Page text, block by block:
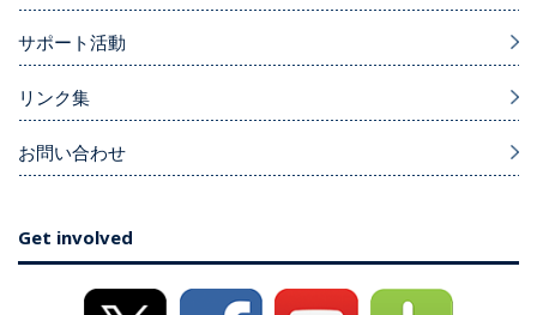
サポート活動
リンク集
お問い合わせ
Get involved